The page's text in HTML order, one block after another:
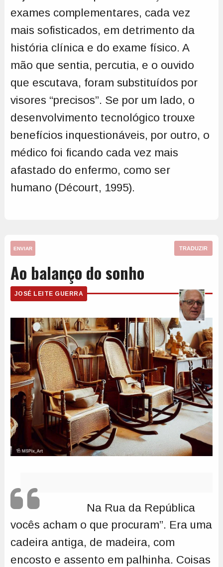
exames complementares, cada vez
mais sofisticados, em detrimento da
história clínica e do exame físico. A
mão que sentia, percutia, e o ouvido
que escutava, foram substituídos por
visores “precisos”. Se por um lado, o
desenvolvimento tecnológico trouxe
benefícios inquestionáveis, por outro, o
médico foi ficando cada vez mais
afastado do enfermo, como ser
humano (Décourt, 1995).
ENVIAR TRADUZIR
Ao balanço do sonho
JOSÉ LEITE GUERRA
Na Rua da República
vocês acham o que procuram”. Era uma
cadeira antiga, de madeira, com
encosto e assento em palhinha. Coisas